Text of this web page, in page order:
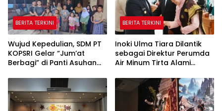
BERITA TERKINI
Wujud Kepedulian, SDM PT
KOPSRI Gelar “Jum’at
Berbagi” di Panti Asuhan
BERITA TERKINI
Inoki Ulma Tiara Dilantik
sebagai Direktur Perumda
Air Minum Tirta Alami
2026–2031